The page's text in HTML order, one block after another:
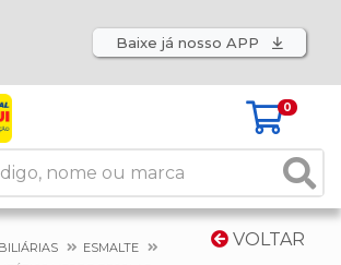
Baixe já nosso APP
0
VOLTAR
ESMALTE